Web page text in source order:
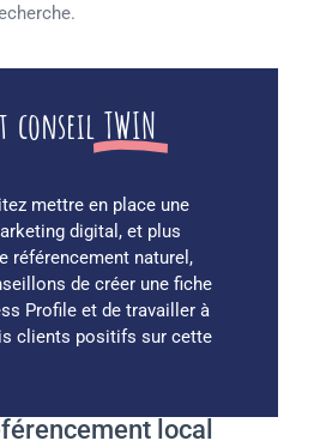
conseil TWIN
mettre en place une
digital, et plus
référencement naturel,
de créer une fiche
Profile et de travailler à
clients positifs sur cette
local